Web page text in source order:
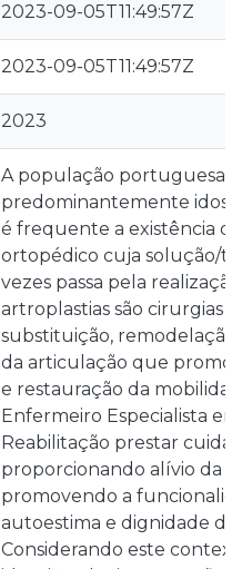
2023-09-05T11:49:57Z
2023-09-05T11:49:57Z
2023
A população portuguesa é
predominantemente
é frequente a existência
ortopédico cuja solução/
vezes passa pela
artroplastias são cirurgias
substituição,
da articulação que
e restauração da
Enfermeiro Especialista
Reabilitação prestar
proporcionando alívio da
promovendo a
autoestima e dignidade
Considerando este